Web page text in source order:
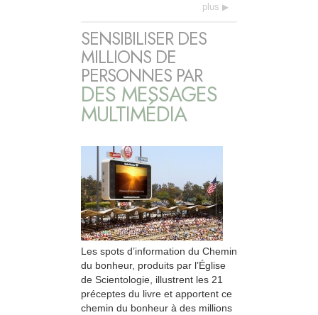
plus
SENSIBILISER DES
MILLIONS DE
PERSONNES PAR
DES MESSAGES
MULTIMÉDIA
Les spots d’information du Chemin
du bonheur, produits par l’Église
de Scientologie, illustrent les 21
préceptes du livre et apportent ce
chemin du bonheur à des millions